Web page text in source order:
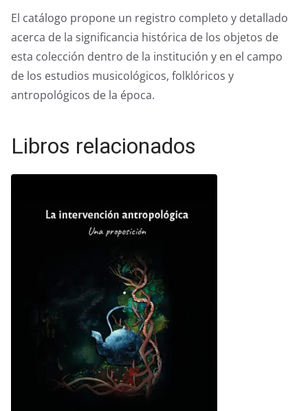
El catálogo propone un registro completo y detallado
acerca de la significancia histórica de los objetos de
esta colección dentro de la institución y en el campo
de los estudios musicológicos, folklóricos y
antropológicos de la época.
Libros relacionados